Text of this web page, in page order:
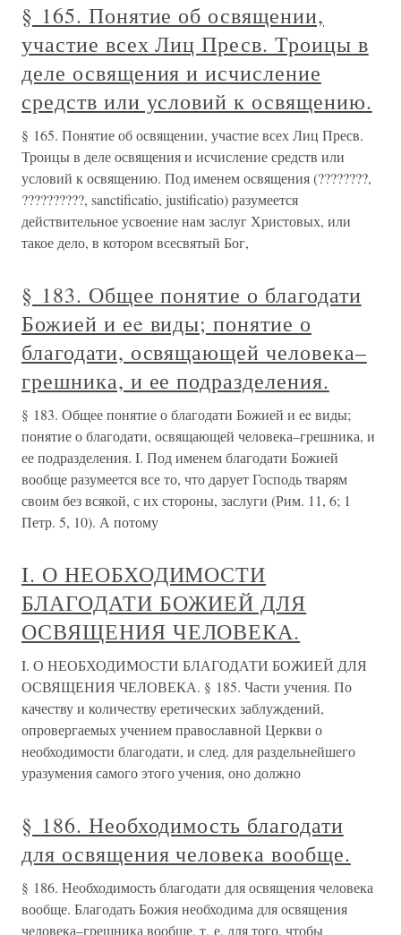
§ 165. Понятие об освящении,
участие всех Лиц Пресв. Троицы в
деле освящения и исчисление
средств или условий к освящению.
§ 165. Понятие об освящении, участие всех Лиц Пресв.
Троицы в деле освящения и исчисление средств или
условий к освящению. Под именем освящения (????????,
??????????, sanctificatio, justificatio) разумеется
действительное усвоение нам заслуг Христовых, или
такое дело, в котором всесвятый Бог,
§ 183. Общее понятие о благодати
Божией и еe виды; понятие о
благодати, освящающей человека–
грешника, и ее подразделения.
§ 183. Общее понятие о благодати Божией и еe виды;
понятие о благодати, освящающей человека–грешника, и
ее подразделения. I. Под именем благодати Божией
вообще разумеется все то, что дарует Господь тварям
своим без всякой, с их стороны, заслуги (Рим. 11, 6; 1
Петр. 5, 10). А потому
I. О НЕОБХОДИМОСТИ
БЛАГОДАТИ БОЖИЕЙ ДЛЯ
ОСВЯЩЕНИЯ ЧЕЛОВЕКА.
I. О НЕОБХОДИМОСТИ БЛАГОДАТИ БОЖИЕЙ ДЛЯ
ОСВЯЩЕНИЯ ЧЕЛОВЕКА. § 185. Части учения. По
качеству и количеству еретических заблуждений,
опровергаемых учением православной Церкви о
необходимости благодати, и след. для раздельнейшего
уразумения самого этого учения, оно должно
§ 186. Необходимость благодати
для освящения человека вообще.
§ 186. Необходимость благодати для освящения человека
вообще. Благодать Божия необходима для освящения
человека–грешника вообще, т. е. для того, чтобы